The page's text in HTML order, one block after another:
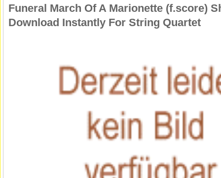
Funeral March Of A Marionette (f.score)
Download Instantly For String Quartet